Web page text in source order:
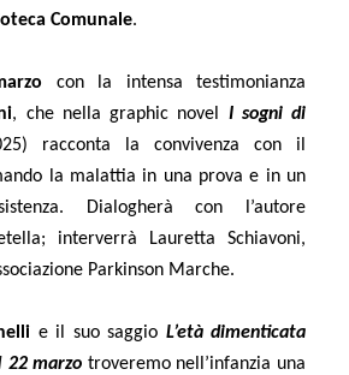
Comunale.
con la intensa testimonianza
, che nella graphic novel I sogni di
racconta la convivenza con il
la malattia in una prova e in un
Dialogherà con l’autore
interverrà Lauretta Schiavoni,
Parkinson Marche.
e il suo saggio L’età dimenticata
22 marzo troveremo nell’infanzia una